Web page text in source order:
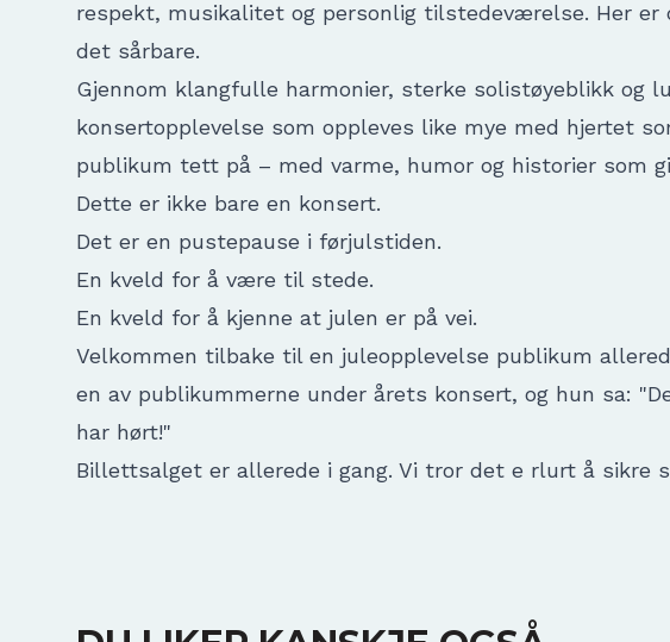
respekt, musikalitet og personlig tilstedeværelse. Her
det sårbare.
Gjennom klangfulle harmonier, sterke solistøyeblikk og
konsertopplevelse som oppleves like mye med hjertet
publikum tett på – med varme, humor og historier som
Dette er ikke bare en konsert.
Det er en pustepause i førjulstiden.
En kveld for å være til stede.
En kveld for å kjenne at julen er på vei.
Velkommen tilbake til en juleopplevelse publikum
en av publikummerne under årets konsert, og hun sa:
har hørt!"
Billettsalget er allerede i gang. Vi tror det e rlurt å sikre